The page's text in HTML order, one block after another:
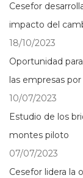
Cesefor
impacto del
18/10/2023
Oportunidad
las empresas
10/07/2023
Estudio de los
montes piloto
07/07/2023
Cesefor lidera la